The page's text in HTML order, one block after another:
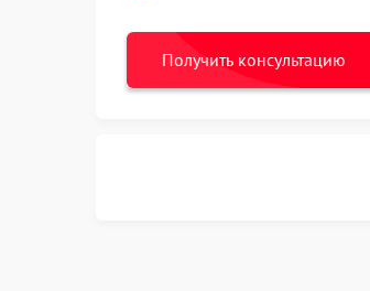
Получить консультацию